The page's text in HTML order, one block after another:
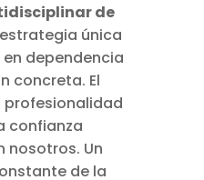
de
única
dependencia
concreta. El
confianza
nosotros. Un
de la